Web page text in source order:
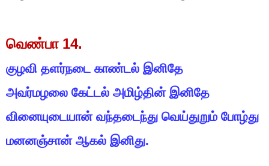
வெண்பா 14.
குழவி தளர்நடை காண்டல் இனிதே
அவர்மழலை கேட்டல் அமிழ்தின் இனிதே
வினையுடையான் வந்தடைந்து வெய்துறும் போழ்து
மனனஞ்சான் ஆகல் இனிது.